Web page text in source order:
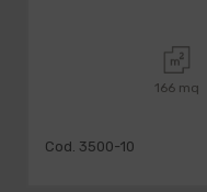
166 mq
Cod. 3500-10